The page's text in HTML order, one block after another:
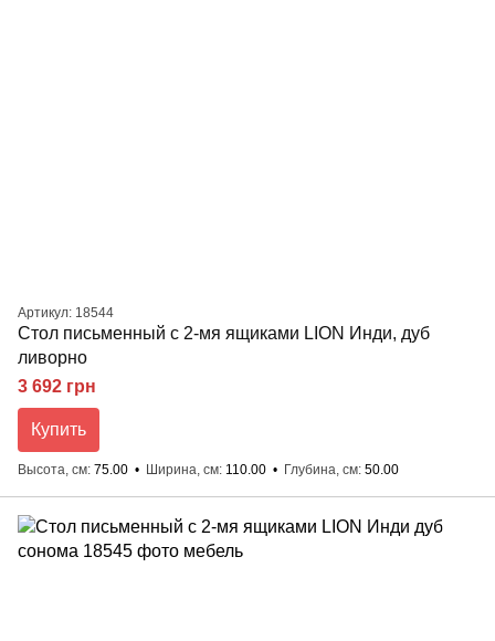
Артикул: 18544
Стол письменный с 2-мя ящиками LION Инди, дуб
ливорно
3 692 грн
Купить
Высота, см 75.00 Ширина, см 110.00 Глубина, см 50.00